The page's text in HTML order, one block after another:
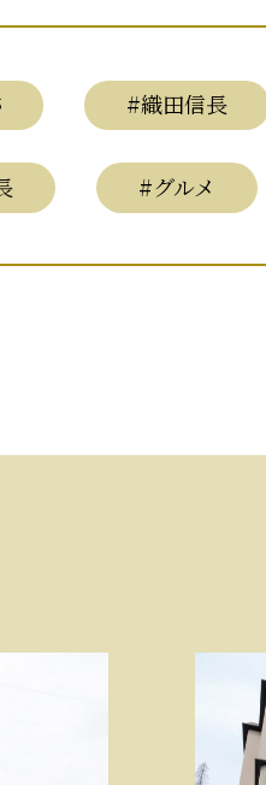
#織田信長
#グルメ